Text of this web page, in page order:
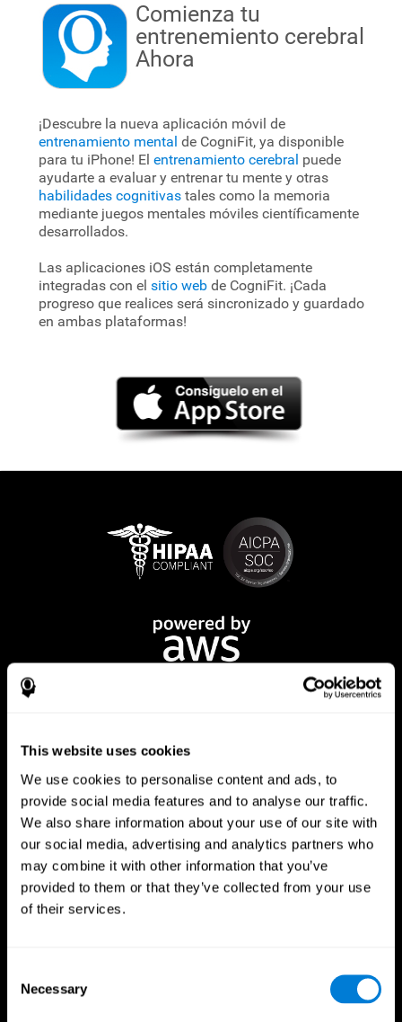
This website uses cookies
We use cookies to personalise content and ads, to
provide social media features and to analyse our traffic.
We also share information about your use of our site with
our social media, advertising and analytics partners who
may combine it with other information that you’ve
provided to them or that they’ve collected from your use
of their services.
Selection
Necessary
Comienza tu
entrenemiento cerebral
Ahora
¡Descubre la nueva aplicación móvil de
entrenamiento mental de CogniFit, ya disponible
para tu iPhone! El entrenamiento cerebral puede
ayudarte a evaluar y entrenar tu mente y otras
habilidades cognitivastales como la memoria
mediante juegos mentales móviles científicamente
desarrollados.
Las aplicaciones iOS están completamente
integradas con el sitio webde CogniFit. ¡Cada
progreso que realices será sincronizado y guardado
en ambas plataformas!
CogniFit App